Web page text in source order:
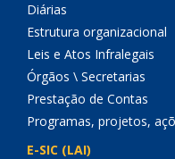
Diárias
Estrutura organizacional
Leis e Atos Infralegais
Órgãos \ Secretarias
Prestação de Contas
Programas, projetos,
E-SIC (LAI)